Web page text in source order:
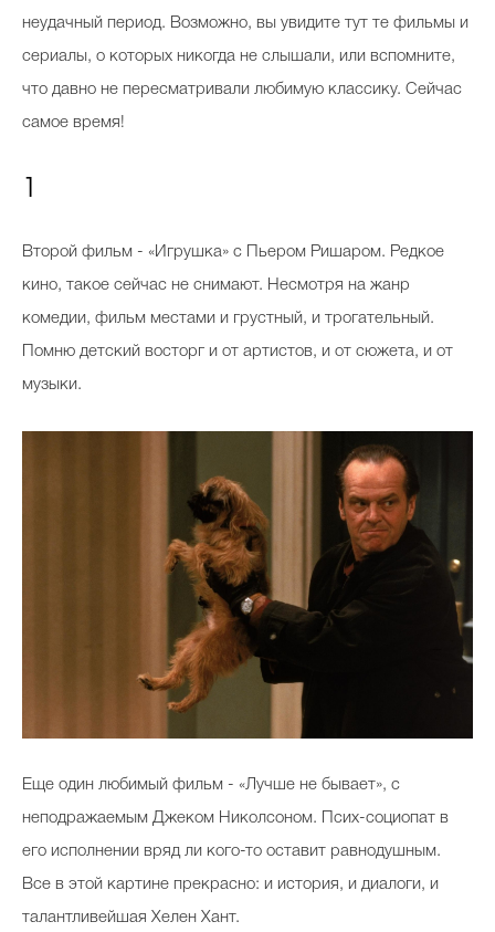
неудачный период. Возможно, вы увидите тут те фильмы и
сериалы, о которых никогда не слышали, или вспомните,
что давно не пересматривали любимую классику. Сейчас
самое время!
Второй фильм - «Игрушка» с Пьером Ришаром. Редкое
кино, такое сейчас не снимают. Несмотря на жанр
комедии, фильм местами и грустный, и трогательный.
Помню детский восторг и от артистов, и от сюжета, и от
музыки.
Еще один любимый фильм - «Лучше не бывает», с
неподражаемым Джеком Николсоном. Псих-социопат в
его исполнении вряд ли кого-то оставит равнодушным.
Все в этой картине прекрасно: и история, и диалоги, и
талантливейшая Хелен Хант.